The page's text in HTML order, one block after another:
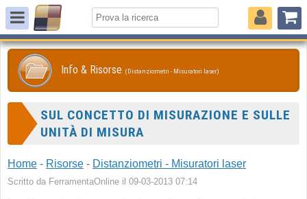
Info & Risorse (Distanziometri - Misuratori laser)
SUL CONCETTO DI MISURAZIONE E SULLE
UNITÀ DI MISURA
Home - Risorse - Distanziometri - Misuratori laser
Scritto da FerramentaOnline il 09-03-2013 07:14